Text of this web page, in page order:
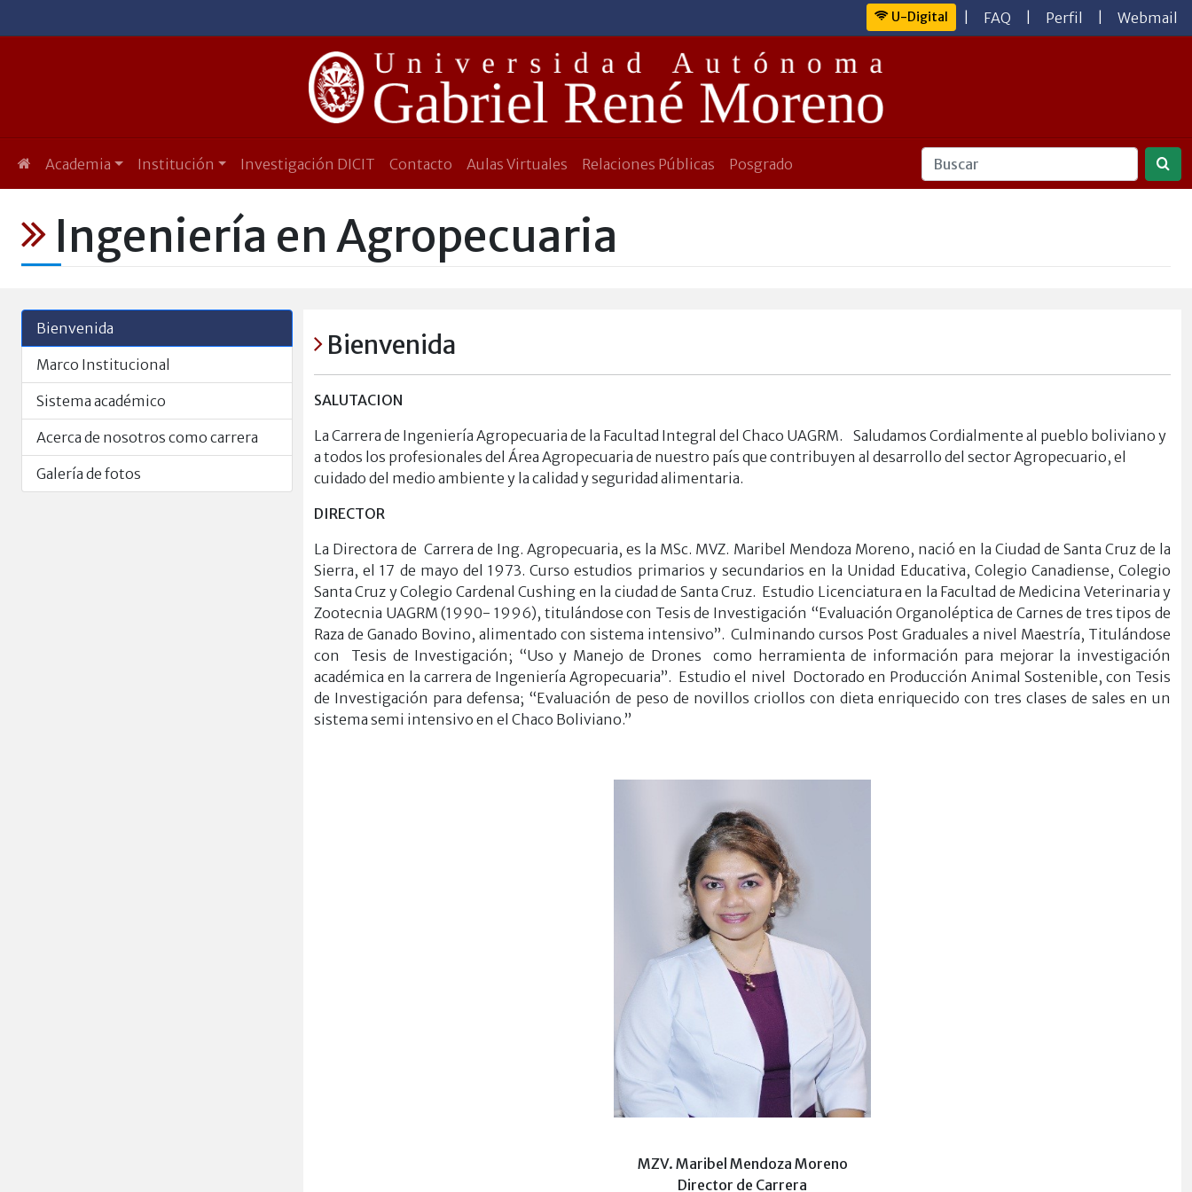
U-Digital FAQ Perfil Webmail
Academia Institución Investigación DICIT Contacto Aulas Virtuales Relaciones Públicas Posgrado
Ingeniería en Agropecuaria
Bienvenida
Marco Institucional
Sistema académico
Acerca de nosotros como carrera
Galería de fotos
Bienvenida
SALUTACION
La Carrera de Ingeniería Agropecuaria de la Facultad Integral del Chaco UAGRM. Saludamos Cordialmente al pueblo boliviano y
a todos los profesionales del Área Agropecuaria de nuestro país que contribuyen al desarrollo del sector Agropecuario, el
cuidado del medio ambiente y la calidad y seguridad alimentaria.
DIRECTOR
La Directora de Carrera de Ing. Agropecuaria, es la MSc. MVZ. Maribel Mendoza Moreno, nació en la Ciudad de Santa Cruz de la
Sierra, el 17 de mayo del 1973. Curso estudios primarios y secundarios en la Unidad Educativa, Colegio Canadiense, Colegio
Santa Cruz y Colegio Cardenal Cushing en la ciudad de Santa Cruz. Estudio Licenciatura en la Facultad de Medicina Veterinaria y
Zootecnia UAGRM (1990- 1996), titulándose con Tesis de Investigación “Evaluación Organoléptica de Carnes de tres tipos de
Raza de Ganado Bovino, alimentado con sistema intensivo”. Culminando cursos Post Graduales a nivel Maestría, Titulándose
con Tesis de Investigación; “Uso y Manejo de Drones como herramienta de información para mejorar la investigación
académica en la carrera de Ingeniería Agropecuaria”. Estudio el nivel Doctorado en Producción Animal Sostenible, con Tesis
de Investigación para defensa; “Evaluación de peso de novillos criollos con dieta enriquecido con tres clases de sales en un
sistema semi intensivo en el Chaco Boliviano.”
MZV. Maribel Mendoza Moreno
Director de Carrera